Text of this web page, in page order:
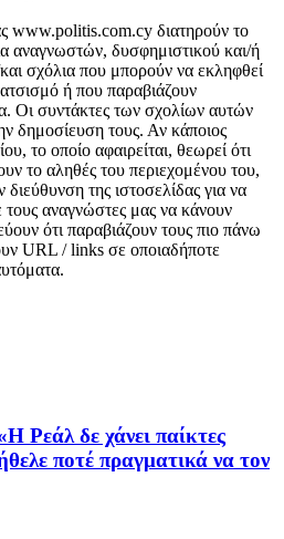
www.politis.com.cy διατηρούν το
αναγνωστών, δυσφημιστικού και/ή
σχόλια που μπορούν να εκληφθεί
ή που παραβιάζουν
Οι συντάκτες των σχολίων αυτών
δημοσίευση τους. Αν κάποιος
το οποίο αφαιρείται, θεωρεί ότι
το αληθές του περιεχομένου του,
διεύθυνση της ιστοσελίδας για να
αναγνώστες μας να κάνουν
ότι παραβιάζουν τους πιο πάνω
URL / links σε οποιαδήποτε
Ρεάλ δε χάνει παίκτες
ποτέ πραγματικά να τον